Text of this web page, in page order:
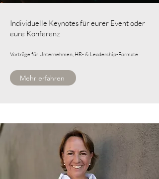
Individuelle Keynotes für eurer Event oder
eure Konferenz
Vorträge für Unternehmen, HR- & Leadership-Formate
Mehr erfahren